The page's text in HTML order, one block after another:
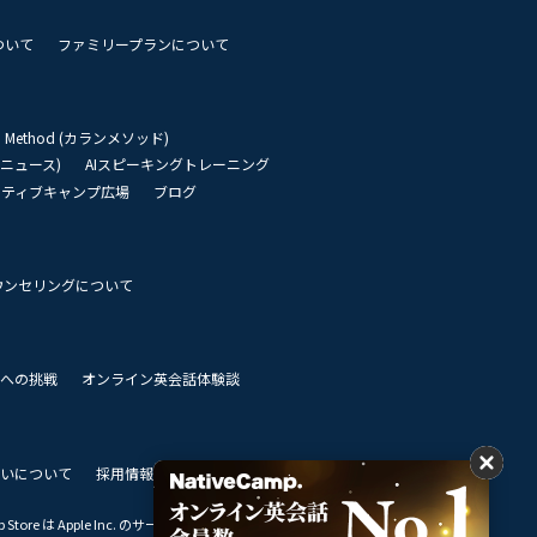
いて ファミリープランについて
Method (カランメソッド)
ュース)
AIスピーキングトレーニング
ィブキャンプ広場
ブログ
セリングについて
の挑戦 オンライン英会話体験談
について 採用情報 私達のビジョン
は Apple Inc. のサービスマークです。